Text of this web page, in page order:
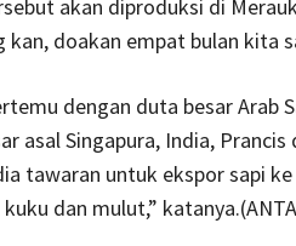
akan diproduksi di
kan, doakan empat bulan kita
dengan duta besar Arab
asal Singapura, India,
tawaran untuk ekspor sapi
dan mulut,”